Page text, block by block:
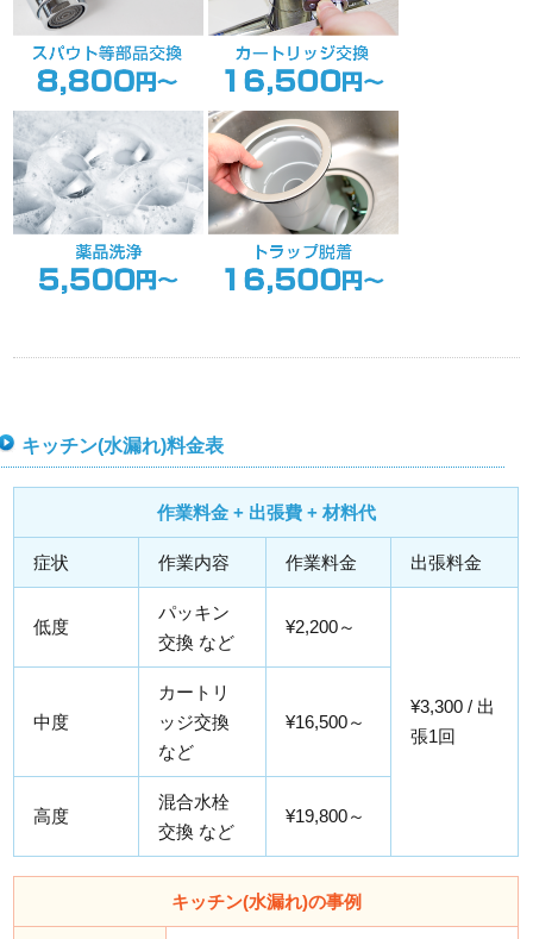
キッチン(水漏れ)料金表
作業料金 + 出張費 + 材料代
症状 作業内容 作業料金 出張料金
低度
パッキン
交換 など
¥2,200～
¥3,300 / 出
張1回
中度
カートリ
ッジ交換
など
¥16,500～
高度
混合水栓
交換 など
¥19,800～
キッチン(水漏れ)の事例